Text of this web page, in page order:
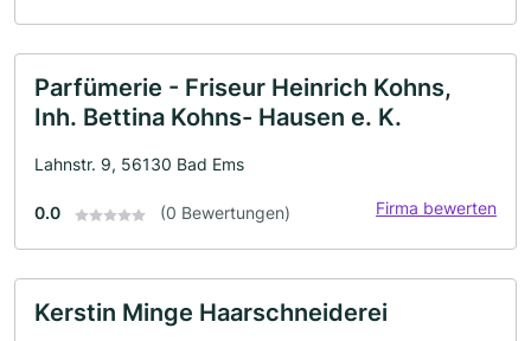
Parfümerie - Friseur Heinrich Kohns,
Inh. Bettina Kohns- Hausen e. K.
Lahnstr. 9, 56130 Bad Ems
0.0 (0 Bewertungen) Firma bewerten
Kerstin Minge Haarschneiderei